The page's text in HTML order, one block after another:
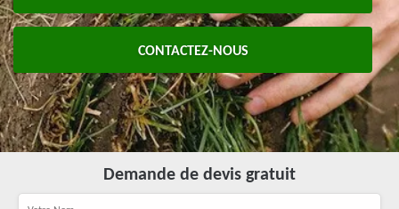
CONTACTEZ-NOUS
Demande de devis gratuit